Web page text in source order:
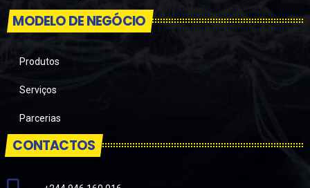
MODELO DE NEGÓCIO
Produtos
Serviços
Parcerias
CONTACTOS